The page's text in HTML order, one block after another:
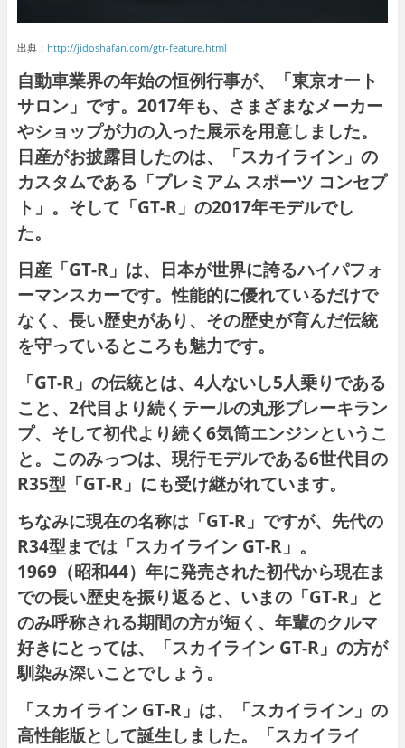
出典： http://jidoshafan.com/gtr-feature.html
自動車業界の年始の恒例行事が、「東京オート
サロン」です。2017年も、さまざまなメーカー
やショップが力の入った展示を用意しました。
日産がお披露目したのは、「スカイライン」の
カスタムである「プレミアム スポーツ コンセプ
ト」。そして「GT-R」の2017年モデルでし
た。
日産「GT-R」は、日本が世界に誇るハイパフォ
ーマンスカーです。性能的に優れているだけで
なく、長い歴史があり、その歴史が育んだ伝統
を守っているところも魅力です。
「GT-R」の伝統とは、4人ないし5人乗りである
こと、2代目より続くテールの丸形ブレーキラン
プ、そして初代より続く6気筒エンジンというこ
と。このみっつは、現行モデルである6世代目の
R35型「GT-R」にも受け継がれています。
ちなみに現在の名称は「GT-R」ですが、先代の
R34型までは「スカイライン GT-R」。
1969（昭和44）年に発売された初代から現在ま
での長い歴史を振り返ると、いまの「GT-R」と
のみ呼称される期間の方が短く、年輩のクルマ
好きにとっては、「スカイライン GT-R」の方が
馴染み深いことでしょう。
「スカイライン GT-R」は、「スカイライン」の
高性能版として誕生しました。「スカイライ